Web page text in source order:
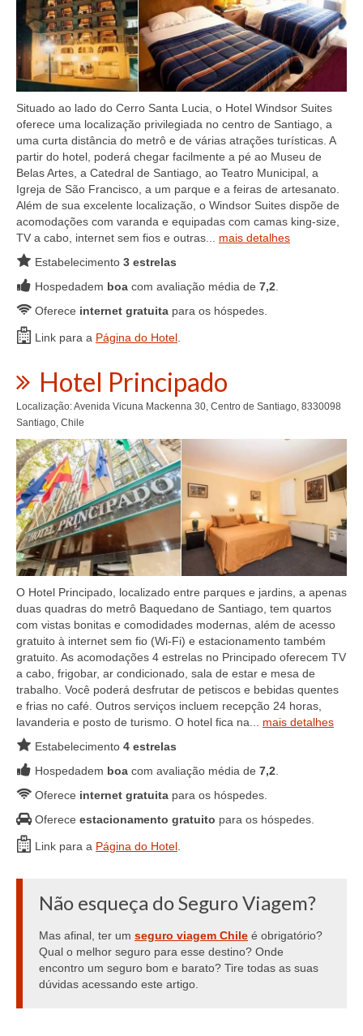
Situado ao lado do Cerro Santa Lucia, o Hotel Windsor Suites
oferece uma localização privilegiada no centro de Santiago, a
uma curta distância do metrô e de várias atrações turísticas. A
partir do hotel, poderá chegar facilmente a pé ao Museu de
Belas Artes, a Catedral de Santiago, ao Teatro Municipal, a
Igreja de São Francisco, a um parque e a feiras de artesanato.
Além de sua excelente localização, o Windsor Suites dispõe de
acomodações com varanda e equipadas com camas king-size,
TV a cabo, internet sem fios e outras... mais detalhes
Estabelecimento 3 estrelas
Hospedadem boa com avaliação média de 7,2
Oferece internet gratuita para os hóspedes.
Link para a Página do Hotel
Hotel Principado
Localização: Avenida Vicuna Mackenna 30, Centro de Santiago, 8330098
Santiago, Chile
O Hotel Principado, localizado entre parques e jardins, a apenas
duas quadras do metrô Baquedano de Santiago, tem quartos
com vistas bonitas e comodidades modernas, além de acesso
gratuito à internet sem fio (Wi-Fi) e estacionamento também
gratuito. As acomodações 4 estrelas no Principado oferecem TV
a cabo, frigobar, ar condicionado, sala de estar e mesa de
trabalho. Você poderá desfrutar de petiscos e bebidas quentes
e frias no café. Outros serviços incluem recepção 24 horas,
lavanderia e posto de turismo. O hotel fica na... mais detalhes
Estabelecimento 4 estrelas
Hospedadem boa com avaliação média de 7,2
Oferece internet gratuita para os hóspedes.
Oferece estacionamento gratuito para os hóspedes.
Link para a Página do Hotel
Não esqueça do Seguro Viagem?
Mas afinal, ter um seguro viagem Chile é obrigatório?
Qual o melhor seguro para esse destino? Onde
encontro um seguro bom e barato? Tire todas as suas
dúvidas acessando este artigo.